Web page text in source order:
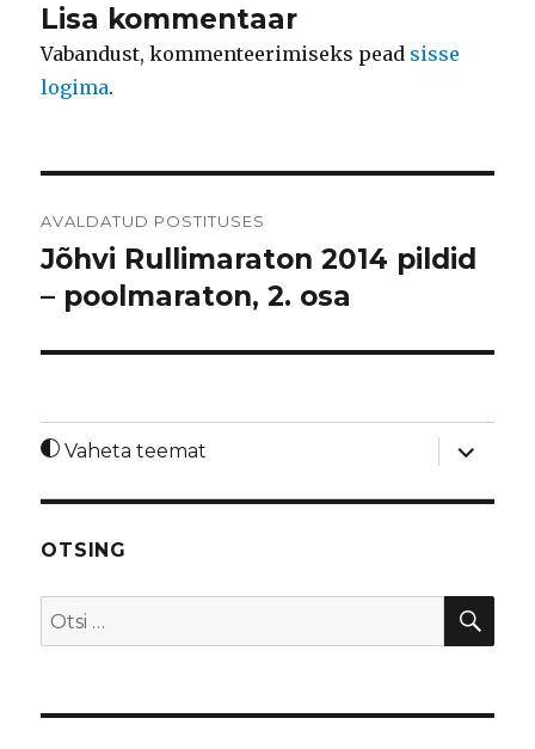
Lisa kommentaar
Vabandust, kommenteerimiseks pead sisse
logima.
AVALDATUD POSTITUSES
Jõhvi Rullimaraton 2014 pildid
– poolmaraton, 2. osa
Vaheta teemat
laienda
OTSING
Otsi: